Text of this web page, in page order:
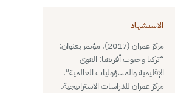
الاستشهاد
مركز عمران (2017). مؤتمر بعنوان:
“تركيا وجنوب أفريقيا: القوى
الإقليمية والمسؤوليات العالمية”.
مركز عمران للدراسات الاستراتيجية.